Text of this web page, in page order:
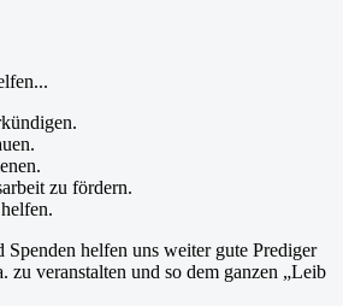
zu fördern.
Spenden helfen uns weiter gute Prediger
zu veranstalten und so dem ganzen „Leib